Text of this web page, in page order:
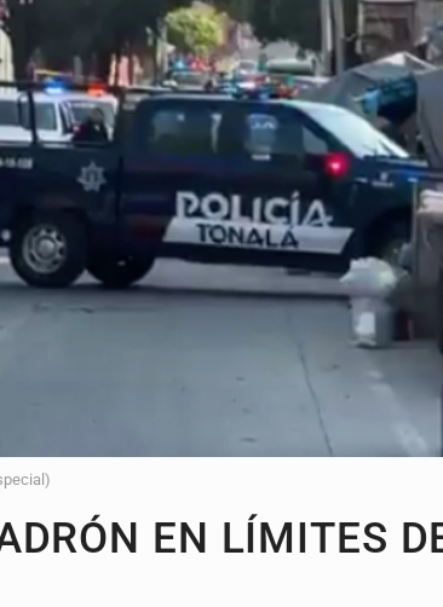
recuperar fondos públicos
inmobiliario en Zapopan
contra su pareja
tala; IJALVI lo niega
EN LÍMITES